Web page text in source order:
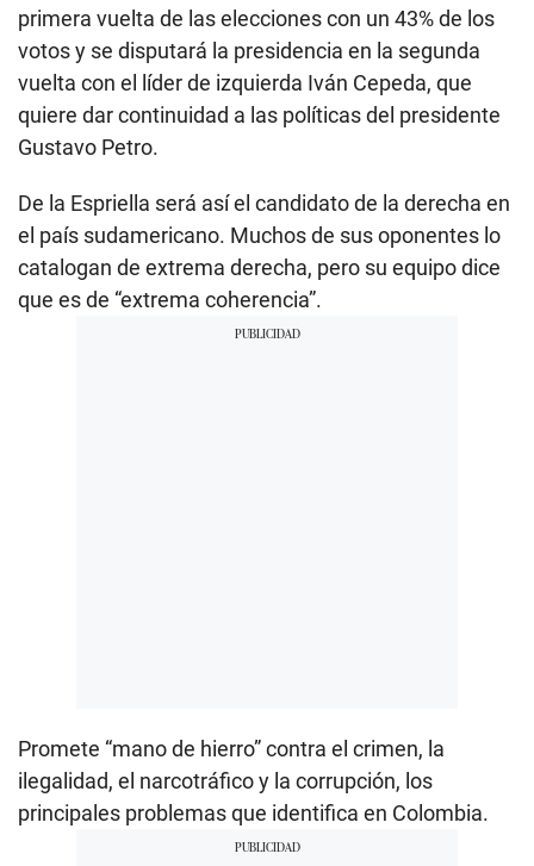
primera vuelta de las elecciones con un 43% de los
votos y se disputará la presidencia en la segunda
vuelta con el líder de izquierda Iván Cepeda, que
quiere dar continuidad a las políticas del presidente
Gustavo Petro.
De la Espriella será así el candidato de la derecha en
el país sudamericano. Muchos de sus oponentes lo
catalogan de extrema derecha, pero su equipo dice
que es de “extrema coherencia”.
Promete “mano de hierro” contra el crimen, la
ilegalidad, el narcotráfico y la corrupción, los
principales problemas que identifica en Colombia.